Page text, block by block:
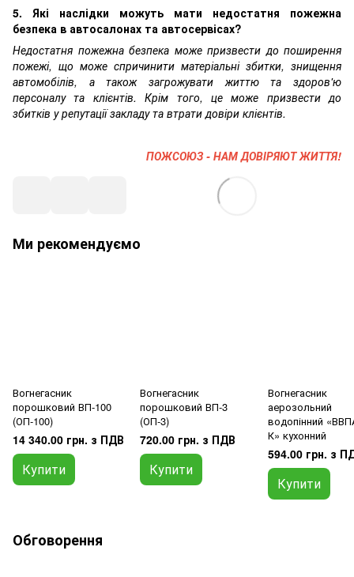
5. Які наслідки можуть мати недостатня пожежна
безпека в автосалонах та автосервісах?
Недостатня пожежна безпека може призвести до поширення
пожежі, що може спричинити матеріальні збитки, знищення
автомобілів, а також загрожувати життю та здоров'ю
персоналу та клієнтів. Крім того, це може призвести до
збитків у репутації закладу та втрати довіри клієнтів.
ПОЖСОЮЗ - НАМ ДОВІРЯЮТ ЖИТТЯ!
Ми рекомендуємо
Вогнегасник
порошковий ВП-100
(ОП-100)
14 340.00 грн. з ПДВ
Купити
Вогнегасник
порошковий ВП-3
(ОП-3)
720.00 грн. з ПДВ
Купити
Вогнегасник
аерозольний
водопінний
К» кухонний
594.00 грн. з
Купити
Обговорення